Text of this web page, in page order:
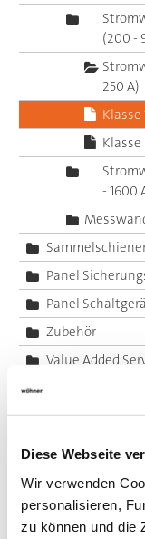
Diese Webseite
Wir verwenden
personalisieren,
zu können und die
(200 -
250 A)
Klasse
Klasse
- 1600
Panel
Panel
Zubehör
Value Added